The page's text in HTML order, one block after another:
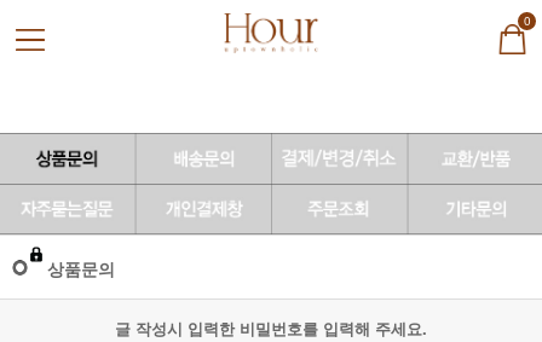
0
상품문의
글 작성시 입력한 비밀번호를 입력해 주세요.